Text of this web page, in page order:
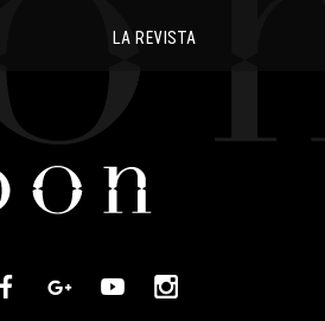
LA REVISTA